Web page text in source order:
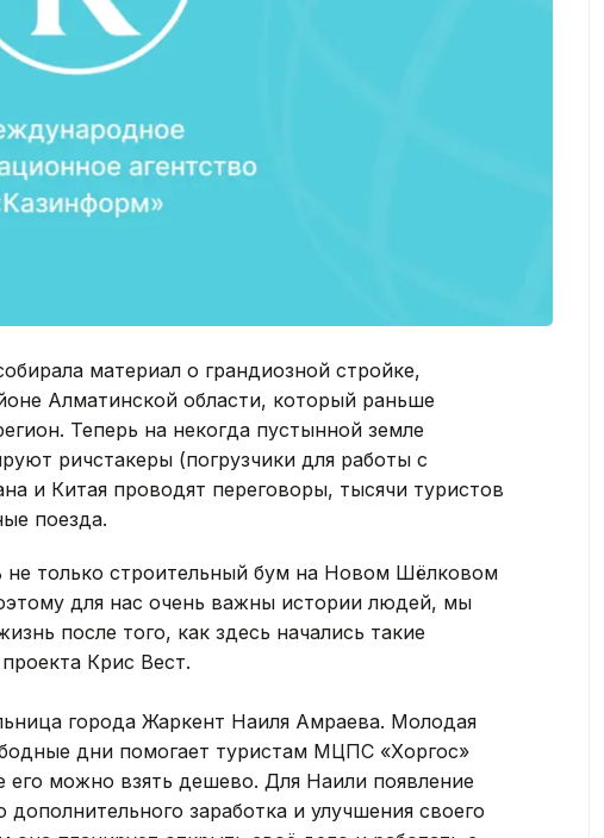
материал о грандиозной стройке,
Алматинской области, который раньше
Теперь на некогда пустынной земле
ричстакеры (погрузчики для работы с
и Китая проводят переговоры, тысячи туристов
поезда.
только строительный бум на Новом Шёлковом
для нас очень важны истории людей, мы
после того, как здесь начались такие
Крис Вест.
города Жаркент Наиля Амраева. Молодая
дни помогает туристам МЦПС «Хоргос»
его можно взять дешево. Для Наили появление
заработка и улучшения своего